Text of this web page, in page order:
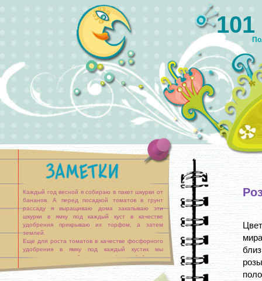
Каждый год весной я собираю в пакет шкурки от
бананов. А перед посадкой томатов в грунт
рассаду я выращиваю дома закапываю эти
шкурки в ямку под каждый куст в качестве
удобрения прикрываю их торфом, а затем
землей.
Еще для роста томатов в качестве фосфорного
удобрения в ямку под каждый кустик мы
закапываем все рыбные отходы (кости, [...]